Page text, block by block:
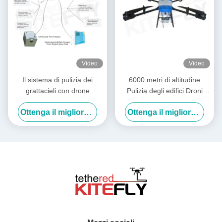
Video
Il sistema di pulizia dei
grattacieli con drone
Ottenga il migliore prezzo
Video
6000 metri di altitudine
Pulizia degli edifici Droni
Power Washing Drone SF-
90X-150 Kitefly Ottenga il migliore prezzo